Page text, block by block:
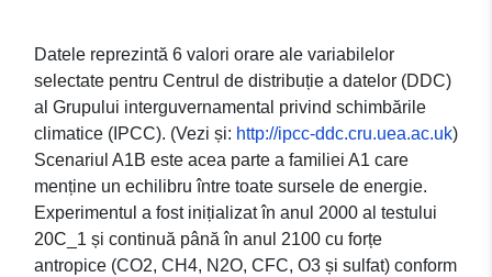
Datele reprezintă 6 valori orare ale variabilelor
selectate pentru Centrul de distribuție a datelor (DDC)
al Grupului interguvernamental privind schimbările
climatice (IPCC). (Vezi și: http://ipcc-ddc.cru.uea.ac.uk)
Scenariul A1B este acea parte a familiei A1 care
menține un echilibru între toate sursele de energie.
Experimentul a fost inițializat în anul 2000 al testului
20C_1 și continuă până în anul 2100 cu forțe
antropice (CO2, CH4, N2O, CFC, O3 și sulfat) conform